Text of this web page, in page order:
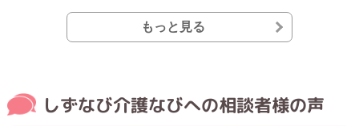
もっと見る
しずなび介護なびへの相談者様の声